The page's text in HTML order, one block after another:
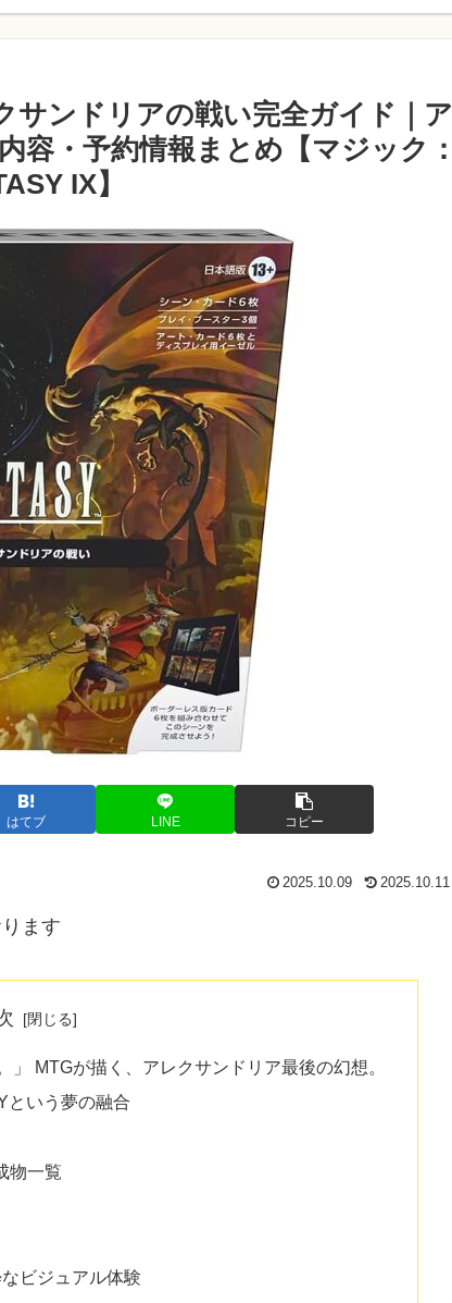
サンドリアの戦い完全ガイド｜ア
容・予約情報まとめ【マジック：
IX】
はてブ LINE コピー
2025.10.09 2025.10.11
ます
」 MTGが描く、アレクサンドリア最後の幻想。
という夢の融合
物一覧
ビジュアル体験